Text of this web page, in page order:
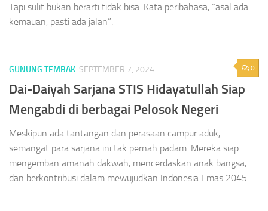
Tapi sulit bukan berarti tidak bisa. Kata peribahasa, “asal ada
kemauan, pasti ada jalan”.
0
GUNUNG TEMBAK SEPTEMBER 7, 2024
Dai-Daiyah Sarjana STIS Hidayatullah Siap
Mengabdi di berbagai Pelosok Negeri
Meskipun ada tantangan dan perasaan campur aduk,
semangat para sarjana ini tak pernah padam. Mereka siap
mengemban amanah dakwah, mencerdaskan anak bangsa,
dan berkontribusi dalam mewujudkan Indonesia Emas 2045.